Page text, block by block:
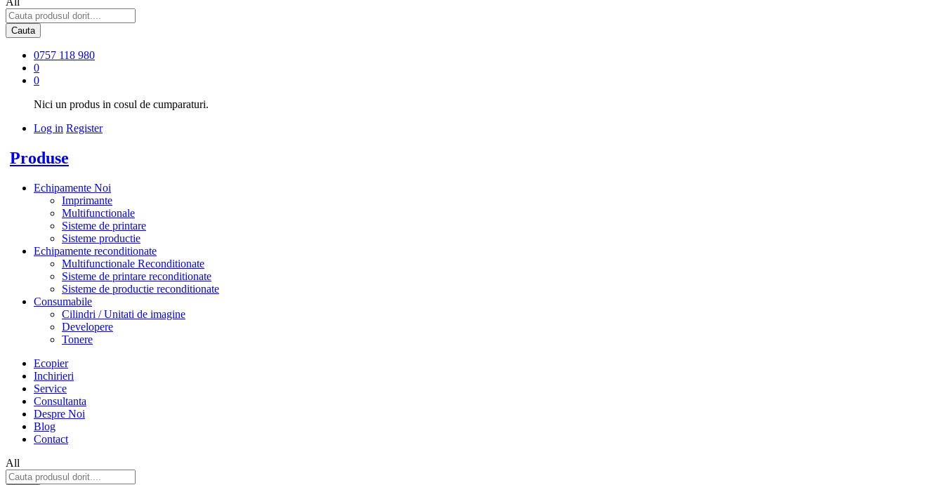
Cauta
0757 118 980
0
0
Nici un produs in cosul de cumparaturi.
Log in Register
Produse
Echipamente Noi
Imprimante
Multifunctionale
Sisteme de printare
Sisteme productie
Echipamente reconditionate
Multifunctionale Reconditionate
Sisteme de printare reconditionate
Sisteme de productie reconditionate
Consumabile
Cilindri / Unitati de imagine
Developere
Tonere
Ecopier
Inchirieri
Service
Consultanta
Despre Noi
Blog
Contact
All